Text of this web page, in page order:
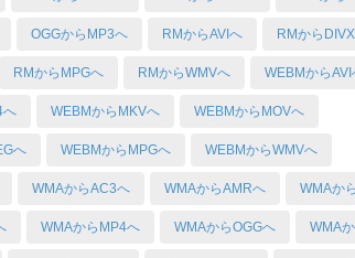
OGGからMP3へ RMからAVIへ RMから
RMからMPGへ RMからWMVへ WEBMからAVI
へ WEBMからMKVへ WEBMからMOVへ
へ WEBMからMPGへ WEBMからWMVへ
WMAからAC3へ WMAからAMRへ WMAか
WMAからMP4へ WMAからOGGへ WMA